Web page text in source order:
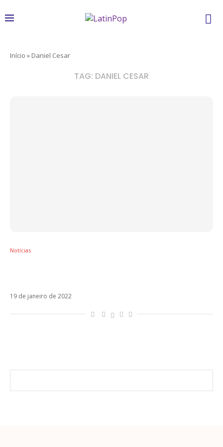
Início » Daniel Cesar
TAG: DANIEL CESAR
Notícias
19 de janeiro de 2022